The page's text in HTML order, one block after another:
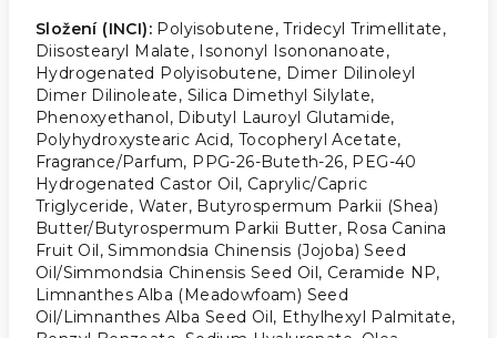
Složení (INCI): Polyisobutene, Tridecyl Trimellitate,
Diisostearyl Malate, Isononyl Isononanoate,
Hydrogenated Polyisobutene, Dimer Dilinoleyl
Dimer Dilinoleate, Silica Dimethyl Silylate,
Phenoxyethanol, Dibutyl Lauroyl Glutamide,
Polyhydroxystearic Acid, Tocopheryl Acetate,
Fragrance/Parfum, PPG-26-Buteth-26, PEG-40
Hydrogenated Castor Oil, Caprylic/Capric
Triglyceride, Water, Butyrospermum Parkii (Shea)
Butter/Butyrospermum Parkii Butter, Rosa Canina
Fruit Oil, Simmondsia Chinensis (Jojoba) Seed
Oil/Simmondsia Chinensis Seed Oil, Ceramide NP,
Limnanthes Alba (Meadowfoam) Seed
Oil/Limnanthes Alba Seed Oil, Ethylhexyl Palmitate,